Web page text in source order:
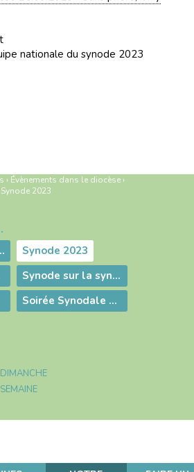
nationale du synode 2023
› Évènements dans le diocèse ›
Synode 2023
2023
Mission" est disponible en français
Synode 2023
Synode sur la synodalité dans le diocèse de Belley-Ars
Soirée Synodale à Ambérieu